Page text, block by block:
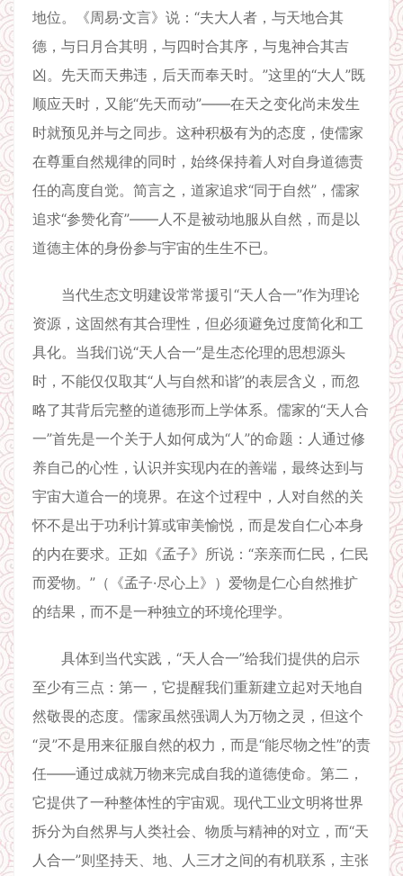
地位。《周易·文言》说：“夫大人者，与天地合其
德，与日月合其明，与四时合其序，与鬼神合其吉
凶。先天而天弗违，后天而奉天时。”这里的“大人”既
顺应天时，又能“先天而动”——在天之变化尚未发生
时就预见并与之同步。这种积极有为的态度，使儒家
在尊重自然规律的同时，始终保持着人对自身道德责
任的高度自觉。简言之，道家追求“同于自然”，儒家
追求“参赞化育”——人不是被动地服从自然，而是以
道德主体的身份参与宇宙的生生不已。
当代生态文明建设常常援引“天人合一”作为理论
资源，这固然有其合理性，但必须避免过度简化和工
具化。当我们说“天人合一”是生态伦理的思想源头
时，不能仅仅取其“人与自然和谐”的表层含义，而忽
略了其背后完整的道德形而上学体系。儒家的“天人合
一”首先是一个关于人如何成为“人”的命题：人通过修
养自己的心性，认识并实现内在的善端，最终达到与
宇宙大道合一的境界。在这个过程中，人对自然的关
怀不是出于功利计算或审美愉悦，而是发自仁心本身
的内在要求。正如《孟子》所说：“亲亲而仁民，仁民
而爱物。”（《孟子·尽心上》）爱物是仁心自然推扩
的结果，而不是一种独立的环境伦理学。
具体到当代实践，“天人合一”给我们提供的启示
至少有三点：第一，它提醒我们重新建立起对天地自
然敬畏的态度。儒家虽然强调人为万物之灵，但这个
“灵”不是用来征服自然的权力，而是“能尽物之性”的责
任——通过成就万物来完成自我的道德使命。第二，
它提供了一种整体性的宇宙观。现代工业文明将世界
拆分为自然界与人类社会、物质与精神的对立，而“天
人合一”则坚持天、地、人三才之间的有机联系，主张